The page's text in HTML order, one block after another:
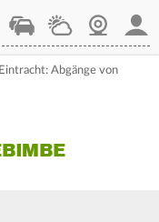
StaupilotWetterWebcam
Abgänge von